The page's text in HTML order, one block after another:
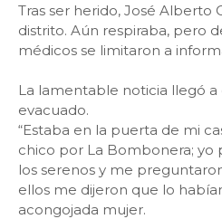
Tras ser herido, José Alberto
distrito. Aún respiraba, pero
médicos se limitaron a
La lamentable noticia llegó a
evacuado.
“Estaba en la puerta de mi
chico por La Bombonera; yo
los serenos y me
ellos me dijeron que lo
acongojada mujer.